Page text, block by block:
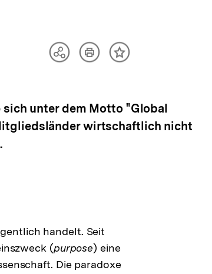
TeilenArtikelInhalt
unter dem Motto "Global
wirtschaftlich nicht
handelt. Seit
(purpose) eine
Die paradoxe